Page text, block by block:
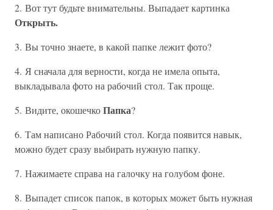
2. Вот тут будьте внимательны. Выпадает картинка
Открыть.
3. Вы точно знаете, в какой папке лежит фото?
4. Я сначала для верности, когда не имела опыта,
выкладывала фото на рабочий стол. Так проще.
5. Видите, окошечкоПапка?
6. Там написано Рабочий стол. Когда появится навык,
можно будет сразу выбирать нужную папку.
7. Нажимаете справа на галочку на голубом фоне.
8. Выпадет список папок, в которых может быть нужная